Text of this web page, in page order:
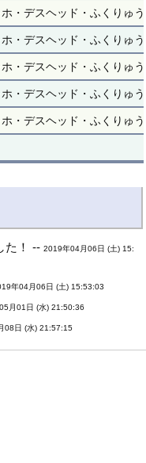
・デスヘッド・ふくりゅ
・デスヘッド・ふくりゅ
・デスヘッド・ふくりゅ
・デスヘッド・ふくりゅ
・デスヘッド・ふくりゅ
た！ --2019年04月06日 (土) 15:
年04月06日 (土) 15:53:03
月01日 (水) 21:50:36
08日 (水) 21:57:15